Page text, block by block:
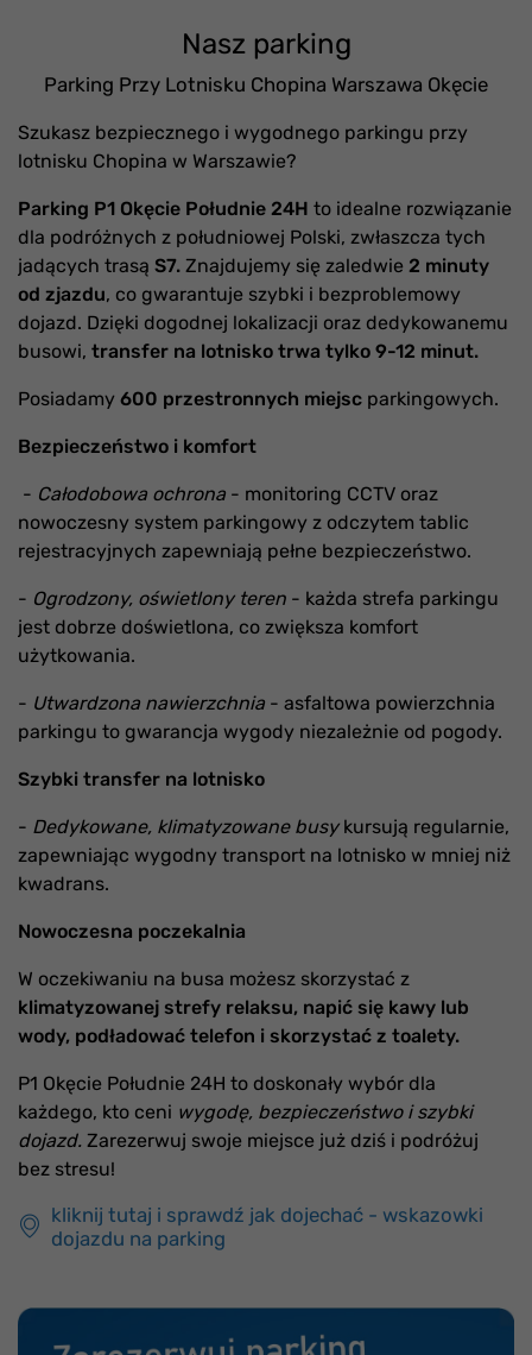
Nasz parking
Parking Przy Lotnisku Chopina Warszawa Okęcie
Szukasz bezpiecznego i wygodnego parkingu przy
lotnisku Chopina w Warszawie?
Parking P1 Okęcie Południe 24H to idealne rozwiązanie
dla podróżnych z południowej Polski, zwłaszcza tych
jadących trasą S7. Znajdujemy się zaledwie 2 minuty
od zjazdu, co gwarantuje szybki i bezproblemowy
dojazd. Dzięki dogodnej lokalizacji oraz dedykowanemu
busowi, transfer na lotnisko trwa tylko 9-12 minut.
Posiadamy 600 przestronnych miejsc parkingowych.
Bezpieczeństwo i komfort
- Całodobowa ochrona - monitoring CCTV oraz
nowoczesny system parkingowy z odczytem tablic
rejestracyjnych zapewniają pełne bezpieczeństwo.
- Ogrodzony, oświetlony teren - każda strefa parkingu
jest dobrze doświetlona, co zwiększa komfort
użytkowania.
- Utwardzona nawierzchnia - asfaltowa powierzchnia
parkingu to gwarancja wygody niezależnie od pogody.
Szybki transfer na lotnisko
- Dedykowane, klimatyzowane busykursują regularnie,
zapewniając wygodny transport na lotnisko w mniej niż
kwadrans.
Nowoczesna poczekalnia
W oczekiwaniu na busa możesz skorzystać z
klimatyzowanej strefy relaksu, napić się kawy lub
wody, podładować telefon i skorzystać z toalety.
P1 Okęcie Południe 24H to doskonały wybór dla
każdego, kto ceni wygodę, bezpieczeństwo i szybki
dojazd. Zarezerwuj swoje miejsce już dziś i podróżuj
bez stresu!
kliknij tutaj i sprawdź jak dojechać - wskazowki
dojazdu na parking